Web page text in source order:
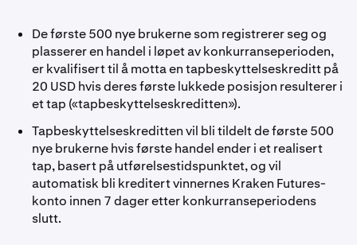
De første 500 nye brukerne som registrerer seg og
plasserer en handel i løpet av konkurranseperioden,
er kvalifisert til å motta en tapbeskyttelseskreditt på
20 USD hvis deres første lukkede posisjon resulterer i
et tap («tapbeskyttelseskreditten»).
Tapbeskyttelseskreditten vil bli tildelt de første 500
nye brukerne hvis første handel ender i et realisert
tap, basert på utførelsestidspunktet, og vil
automatisk bli kreditert vinnernes Kraken Futures-
konto innen 7 dager etter konkurranseperiodens
slutt.